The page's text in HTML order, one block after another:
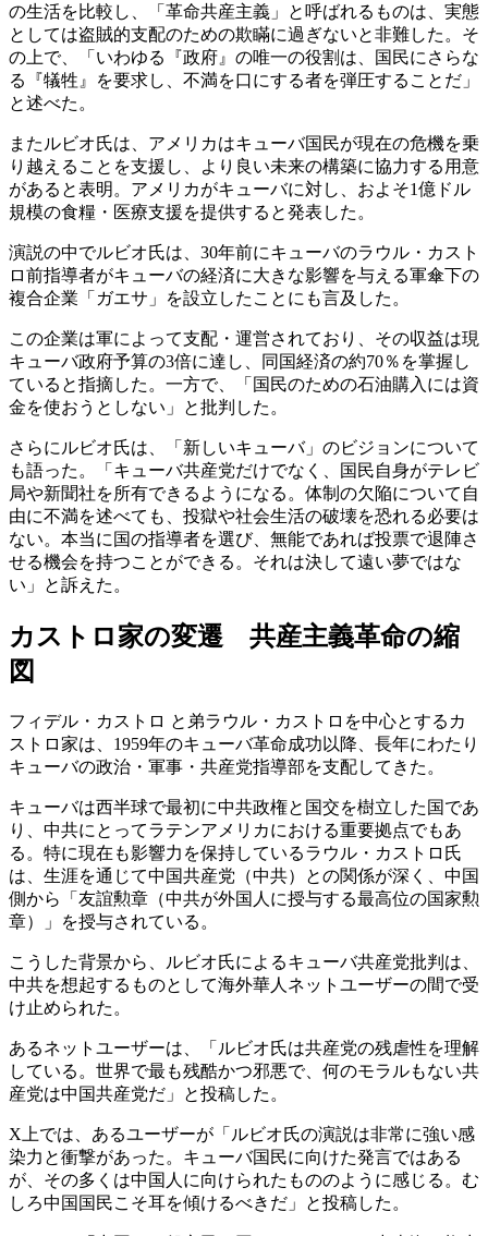
の生活を比較し、「革命共産主義」と呼ばれるものは、実態
としては盗賊的支配のための欺瞞に過ぎないと非難した。そ
の上で、「いわゆる『政府』の唯一の役割は、国民にさらな
る『犠牲』を要求し、不満を口にする者を弾圧することだ」
と述べた。
またルビオ氏は、アメリカはキューバ国民が現在の危機を乗
り越えることを支援し、より良い未来の構築に協力する用意
があると表明。アメリカがキューバに対し、およそ1億ドル
規模の食糧・医療支援を提供すると発表した。
演説の中でルビオ氏は、30年前にキューバのラウル・カスト
ロ前指導者がキューバの経済に大きな影響を与える軍傘下の
複合企業「ガエサ」を設立したことにも言及した。
この企業は軍によって支配・運営されており、その収益は現
キューバ政府予算の3倍に達し、同国経済の約70％を掌握し
ていると指摘した。一方で、「国民のための石油購入には資
金を使おうとしない」と批判した。
さらにルビオ氏は、「新しいキューバ」のビジョンについて
も語った。「キューバ共産党だけでなく、国民自身がテレビ
局や新聞社を所有できるようになる。体制の欠陥について自
由に不満を述べても、投獄や社会生活の破壊を恐れる必要は
ない。本当に国の指導者を選び、無能であれば投票で退陣さ
せる機会を持つことができる。それは決して遠い夢ではな
い」と訴えた。
カストロ家の変遷 共産主義革命の縮
図
フィデル・カストロ と弟ラウル・カストロを中心とするカ
ストロ家は、1959年のキューバ革命成功以降、長年にわたり
キューバの政治・軍事・共産党指導部を支配してきた。
キューバは西半球で最初に中共政権と国交を樹立した国であ
り、中共にとってラテンアメリカにおける重要拠点でもあ
る。特に現在も影響力を保持しているラウル・カストロ氏
は、生涯を通じて中国共産党（中共）との関係が深く、中国
側から「友誼勲章（中共が外国人に授与する最高位の国家勲
章）」を授与されている。
こうした背景から、ルビオ氏によるキューバ共産党批判は、
中共を想起するものとして海外華人ネットユーザーの間で受
け止められた。
あるネットユーザーは、「ルビオ氏は共産党の残虐性を理解
している。世界で最も残酷かつ邪悪で、何のモラルもない共
産党は中国共産党だ」と投稿した。
X上では、あるユーザーが「ルビオ氏の演説は非常に強い感
染力と衝撃があった。キューバ国民に向けた発言ではある
が、その多くは中国人に向けられたもののように感じる。む
しろ中国国民こそ耳を傾けるべきだ」と投稿した。